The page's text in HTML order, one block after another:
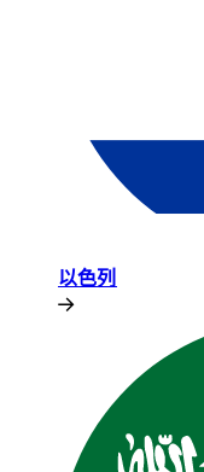
以色列​​